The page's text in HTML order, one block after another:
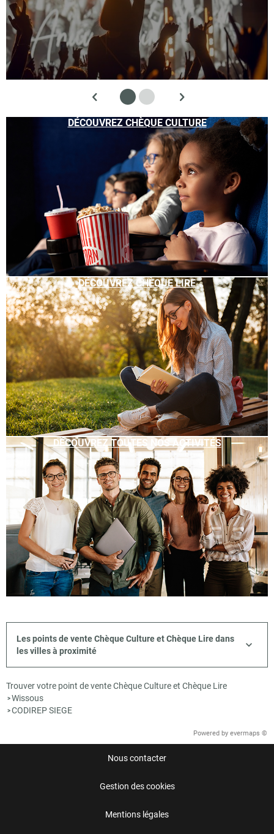
DÉCOUVREZ CHÈQUE CULTURE
DÉCOUVREZ CHÈQUE LIRE
DÉCOUVREZ TOUTES NOS ACTIVITÉS
Les points de vente Chèque Culture et Chèque Lire dans
les villes à proximité
Trouver votre point de vente Chèque Culture et Chèque Lire
>Wissous
>CODIREP SIEGE
Powered by evermaps ©
Nous contacter
Gestion des cookies
Mentions légales